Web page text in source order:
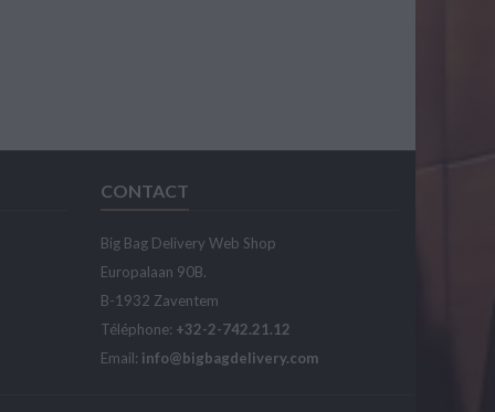
CONTACT
Big Bag Delivery Web Shop
Europalaan 90B.
B-1932 Zaventem
Téléphone: +32-2-742.21.12
Email: info@bigbagdelivery.com